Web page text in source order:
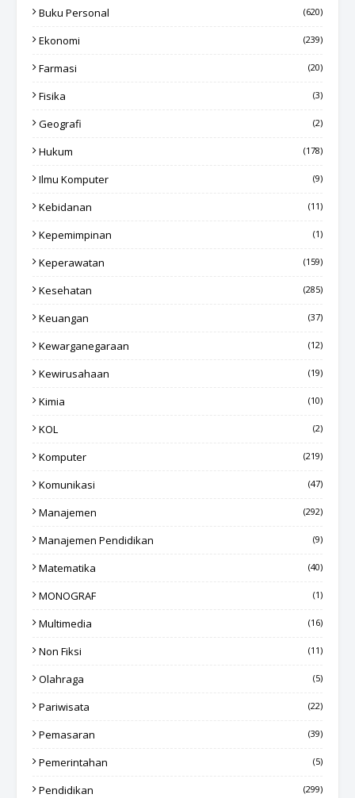
Buku Personal (620)
Ekonomi (239)
Farmasi (20)
Fisika (3)
Geografi (2)
Hukum (178)
Ilmu Komputer (9)
Kebidanan (11)
Kepemimpinan (1)
Keperawatan (159)
Kesehatan (285)
Keuangan (37)
Kewarganegaraan (12)
Kewirusahaan (19)
Kimia (10)
KOL (2)
Komputer (219)
Komunikasi (47)
Manajemen (292)
Manajemen Pendidikan (9)
Matematika (40)
MONOGRAF (1)
Multimedia (16)
Non Fiksi (11)
Olahraga (5)
Pariwisata (22)
Pemasaran (39)
Pemerintahan (5)
Pendidikan (299)